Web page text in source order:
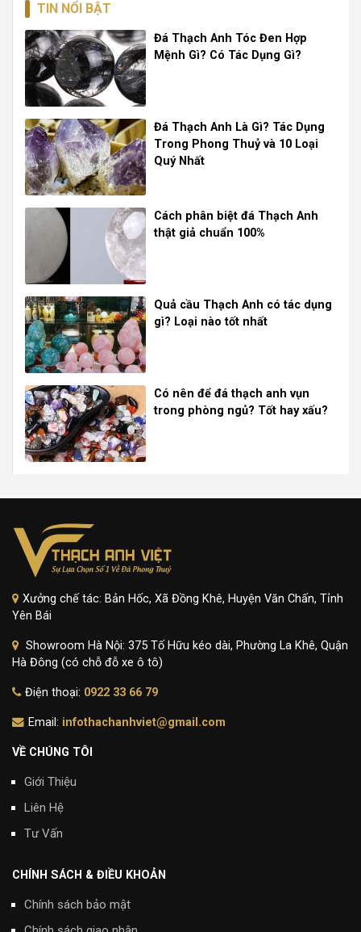
TIN NỔI BẬT
Đá Thạch Anh Tóc Đen Hợp
Mệnh Gì? Có Tác Dụng Gì?
Đá Thạch Anh Là Gì? Tác Dụng
Trong Phong Thuỷ và 10 Loại
Quý Nhất
Cách phân biệt đá Thạch Anh
thật giả chuẩn 100%
Quả cầu Thạch Anh có tác dụng
gì? Loại nào tốt nhất
Có nên để đá thạch anh vụn
trong phòng ngủ? Tốt hay xấu?
Xưởng chế tác: Bản Hốc, Xã Đồng Khê, Huyện Văn Chấn, Tỉnh
Yên Bái
Showroom Hà Nội: 375 Tố Hữu kéo dài, Phường La Khê, Quận
Hà Đông (có chỗ đỗ xe ô tô)
Điện thoại: 0922 33 66 79
Email: infothachanhviet@gmail.com
VỀ CHÚNG TÔI
Giới Thiệu
Liên Hệ
Tư Vấn
CHÍNH SÁCH & ĐIỀU KHOẢN
Chính sách bảo mật